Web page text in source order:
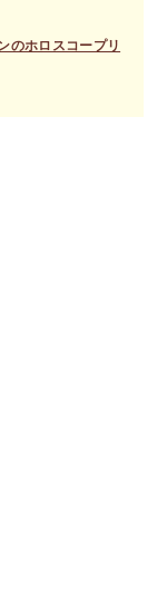
のホロスコープリ